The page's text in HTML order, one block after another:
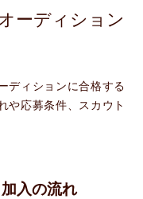
ーディション
ディションに合格する
や応募条件、スカウト
入の流れ